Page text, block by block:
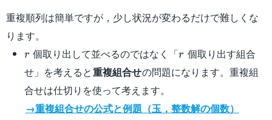
重複順列は簡単ですが，少し状況が変わるだけで難しくな
ります。
r
r 個取り出して並べるのではなく「r
r 個取り出す組合
せ」を考えると重複組合せの問題になります。重複組
合せは仕切りを使って考えます。
→重複組合せの公式と例題（玉，整数解の個数）